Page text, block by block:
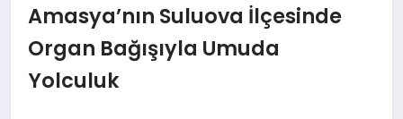
MAGAZIN
Amasya’nın Suluova İlçesinde
Organ Bağışıyla Umuda
Yolculuk